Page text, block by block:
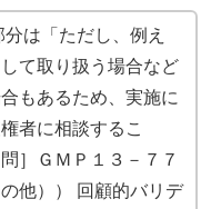
は「ただし、例え
て取り扱う場合など
もあるため、実施に
者に相談するこ
］ＧＭＰ１３－７７
他）） 回顧的バリデ